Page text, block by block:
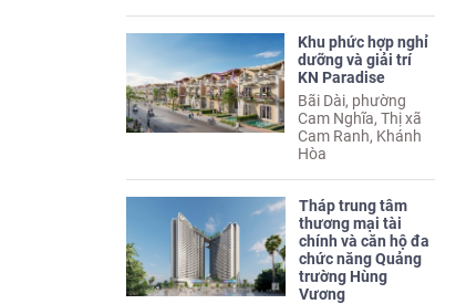
Khu phức hợp nghỉ
dưỡng và giải trí
KN Paradise
Bãi Dài, phường
Cam Nghĩa, Thị xã
Cam Ranh, Khánh
Hòa
Tháp trung tâm
thương mại tài
chính và căn hộ đa
chức năng Quảng
trường Hùng
Vương